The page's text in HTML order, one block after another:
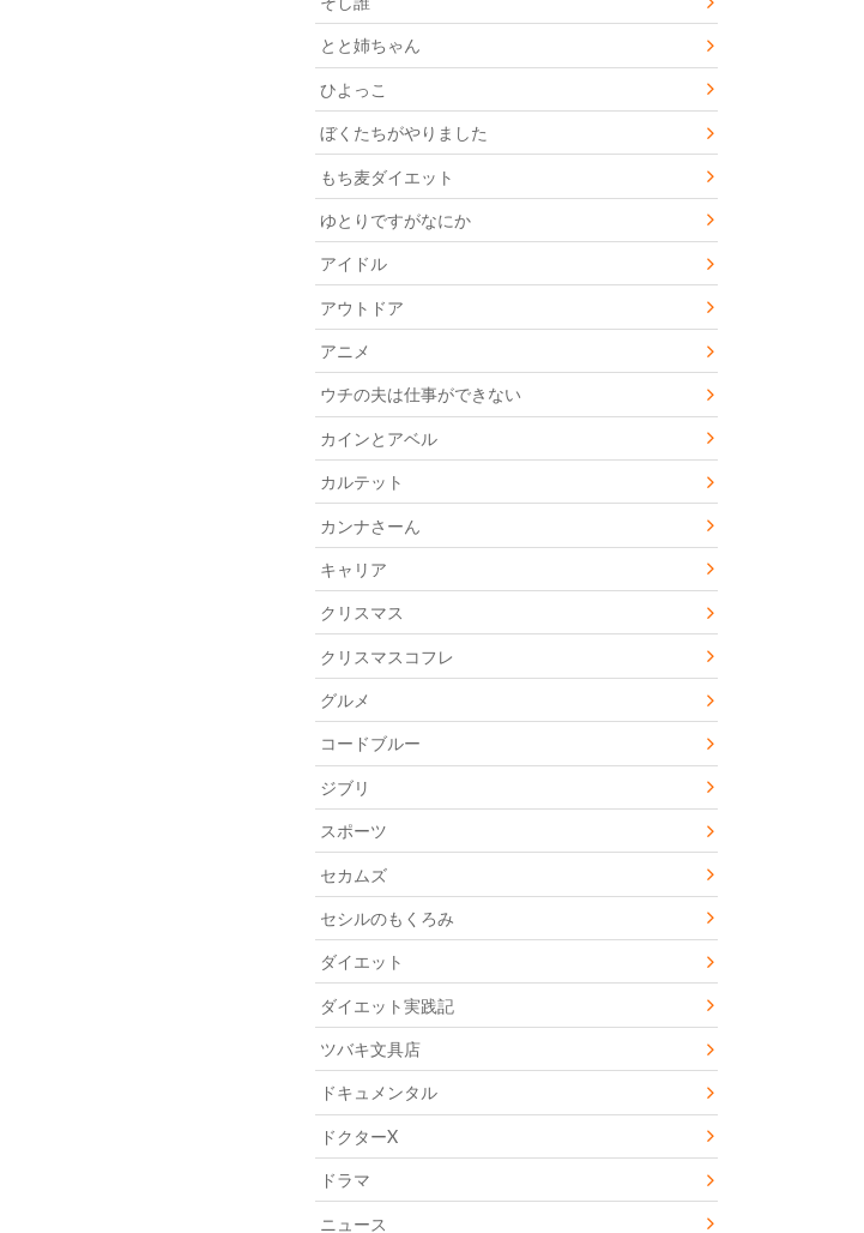
とと姉ちゃん
ひよっこ
ぼくたちがやりました
もち麦ダイエット
ゆとりですがなにか
アイドル
アウトドア
アニメ
ウチの夫は仕事ができない
カインとアベル
カルテット
カンナさーん
キャリア
クリスマス
クリスマスコフレ
グルメ
コードブルー
ジブリ
スポーツ
セカムズ
セシルのもくろみ
ダイエット
ダイエット実践記
ツバキ文具店
ドキュメンタル
ドクターX
ドラマ
ニュース